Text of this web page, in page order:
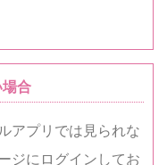
合
アプリでは見られな
ジにログインしてお